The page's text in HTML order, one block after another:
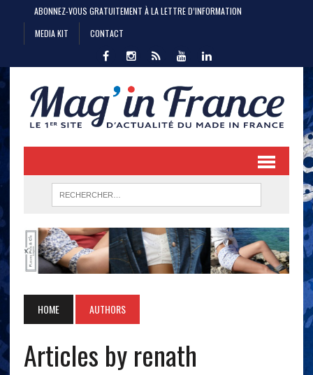
ABONNEZ-VOUS GRATUITEMENT À LA LETTRE D’INFORMATION
MEDIA KIT
CONTACT
HOME AUTHORS
Articles by renath